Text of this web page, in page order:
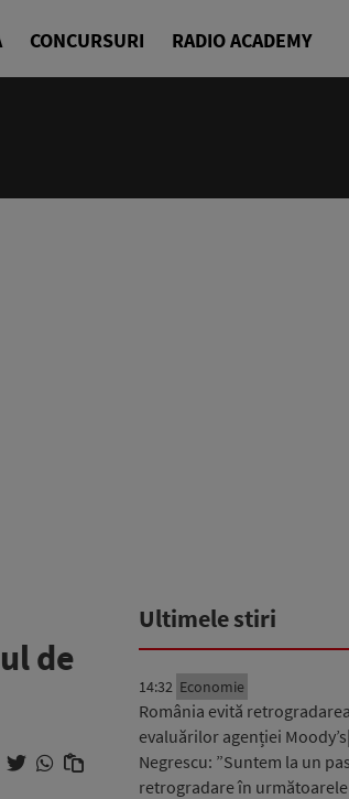
CONCURSURI RADIO ACADEMY
de
Ultimele stiri
14:32 Economie
România evită
evaluărilor agenției
Negrescu: ”Suntem la un
retrogradare în